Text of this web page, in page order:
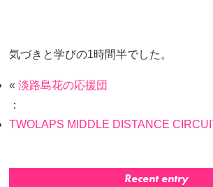
気づきと学びの1時間半でした。
«淡路島花の応援団
：
TWOLAPS MIDDLE DISTANCE
Recent entry